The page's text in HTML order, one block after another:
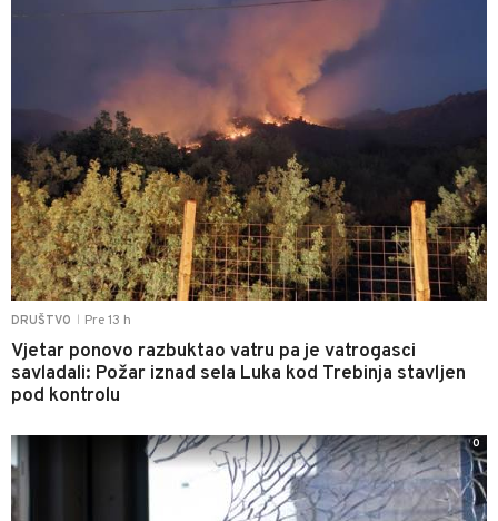
DRUŠTVO Pre 13 h
Vjetar ponovo razbuktao vatru pa je vatrogasci
savladali: Požar iznad sela Luka kod Trebinja stavljen
pod kontrolu
0